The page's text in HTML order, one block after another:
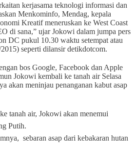
kerjasama teknologi informasi dan
Menkominfo, Mendag, kepala
Kreatif meneruskan ke West Coast
di sana,” ujar Jokowi dalam jumpa pers
DC pukul 10.30 waktu setempat atau
seperti dilansir detikdotcom.
bos Google, Facebook dan Apple
Jokowi kembali ke tanah air Selasa
akan meninjau penanganan kabut asap
tanah air, Jokowi akan menemui
Putih.
sebaran asap dari kebakaran hutan